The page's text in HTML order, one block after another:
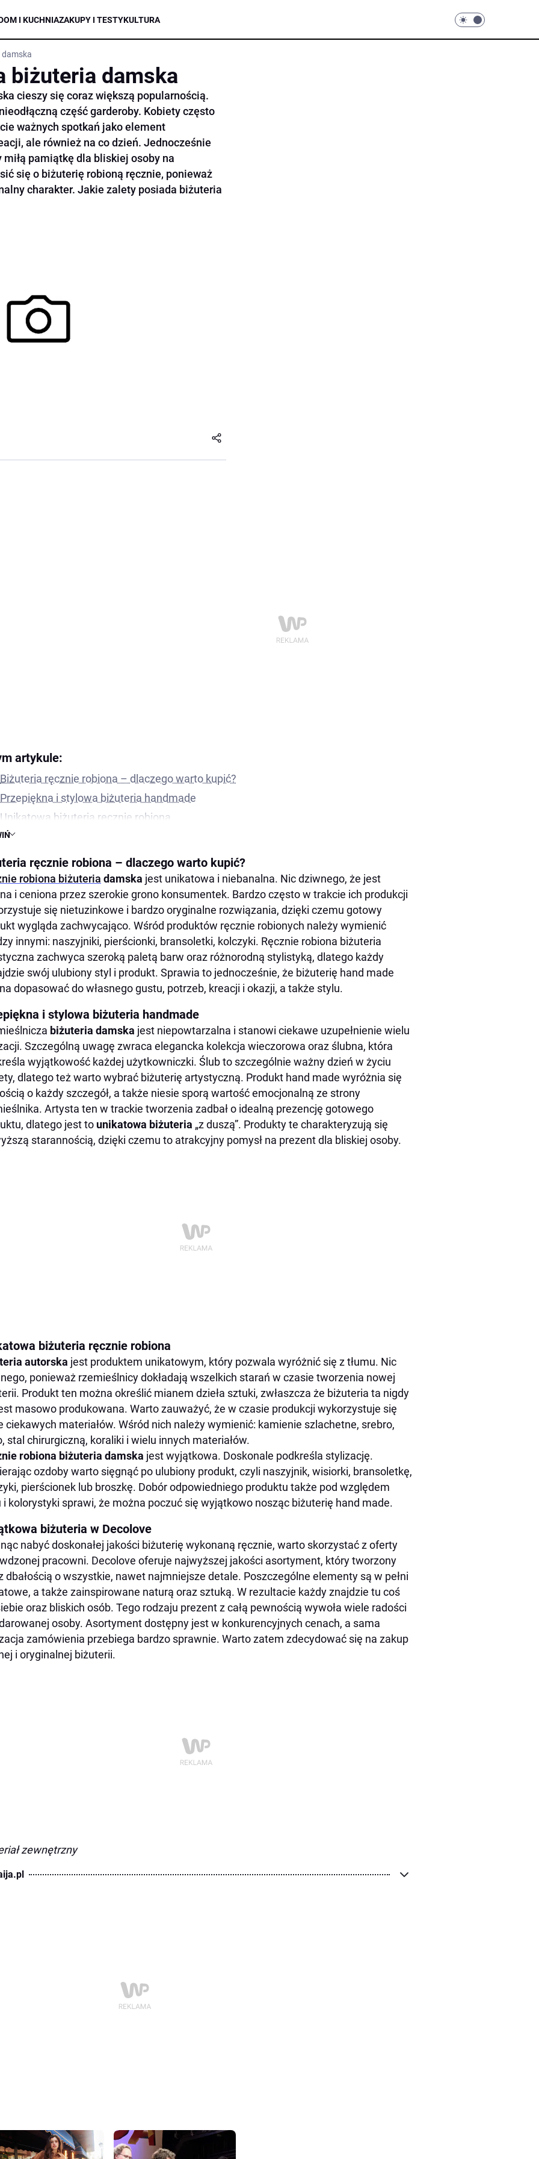
I KUCHNIAZAKUPY I TESTYKULTURA
damska
biżuteria damska
cieszy się coraz większą popularnością.
część garderoby. Kobiety często
ważnych spotkań jako element
ale również na co dzień. Jednocześnie
pamiątkę dla bliskiej osoby na
się o biżuterię robioną ręcznie, ponieważ
charakter. Jakie zalety posiada biżuteria
artykule:
Biżuteria ręcznie robiona – dlaczego warto kupić?
Przepiękna i stylowa biżuteria handmade
Unikatowa biżuteria ręcznie robiona
Wyjątkowa biżuteria w Decolove
ręcznie robiona – dlaczego warto kupić?
robiona biżuteria damska jest unikatowa i niebanalna. Nic dziwnego, że jest
i ceniona przez szerokie grono konsumentek. Bardzo często w trakcie ich produkcji
się nietuzinkowe i bardzo oryginalne rozwiązania, dzięki czemu gotowy
wygląda zachwycająco. Wśród produktów ręcznie robionych należy wymienić
innymi: naszyjniki, pierścionki, bransoletki, kolczyki. Ręcznie robiona biżuteria
zachwyca szeroką paletą barw oraz różnorodną stylistyką, dlatego każdy
swój ulubiony styl i produkt. Sprawia to jednocześnie, że biżuterię hand made
dopasować do własnego gustu, potrzeb, kreacji i okazji, a także stylu.
i stylowa biżuteria handmade
biżuteria damska jest niepowtarzalna i stanowi ciekawe uzupełnienie wielu
Szczególną uwagę zwraca elegancka kolekcja wieczorowa oraz ślubna, która
wyjątkowość każdej użytkowniczki. Ślub to szczególnie ważny dzień w życiu
dlatego też warto wybrać biżuterię artystyczną. Produkt hand made wyróżnia się
o każdy szczegół, a także niesie sporą wartość emocjonalną ze strony
Artysta ten w trackie tworzenia zadbał o idealną prezencję gotowego
dlatego jest to unikatowa biżuteria „z duszą”. Produkty te charakteryzują się
starannością, dzięki czemu to atrakcyjny pomysł na prezent dla bliskiej osoby.
biżuteria ręcznie robiona
autorska jest produktem unikatowym, który pozwala wyróżnić się z tłumu. Nic
ponieważ rzemieślnicy dokładają wszelkich starań w czasie tworzenia nowej
Produkt ten można określić mianem dzieła sztuki, zwłaszcza że biżuteria ta nigdy
masowo produkowana. Warto zauważyć, że w czasie produkcji wykorzystuje się
ciekawych materiałów. Wśród nich należy wymienić: kamienie szlachetne, srebro,
stal chirurgiczną, koraliki i wielu innych materiałów.
robiona biżuteria damska jest wyjątkowa. Doskonale podkreśla stylizację.
ozdoby warto sięgnąć po ulubiony produkt, czyli naszyjnik, wisiorki, bransoletkę,
pierścionek lub broszkę. Dobór odpowiedniego produktu także pod względem
i kolorystyki sprawi, że można poczuć się wyjątkowo nosząc biżuterię hand made.
biżuteria w Decolove
nabyć doskonałej jakości biżuterię wykonaną ręcznie, warto skorzystać z oferty
pracowni. Decolove oferuje najwyższej jakości asortyment, który tworzony
dbałością o wszystkie, nawet najmniejsze detale. Poszczególne elementy są w pełni
a także zainspirowane naturą oraz sztuką. W rezultacie każdy znajdzie tu coś
oraz bliskich osób. Tego rodzaju prezent z całą pewnością wywoła wiele radości
osoby. Asortyment dostępny jest w konkurencyjnych cenach, a sama
zamówienia przebiega bardzo sprawnie. Warto zatem zdecydować się na zakup
i oryginalnej biżuterii.
zewnętrzny